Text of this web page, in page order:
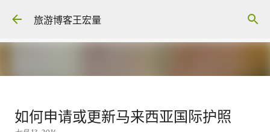
旅游博客王宏量
各大电脑专家公认最强的 -- Dual
screen Laptop
如何申请或更新马来西亚国际护照